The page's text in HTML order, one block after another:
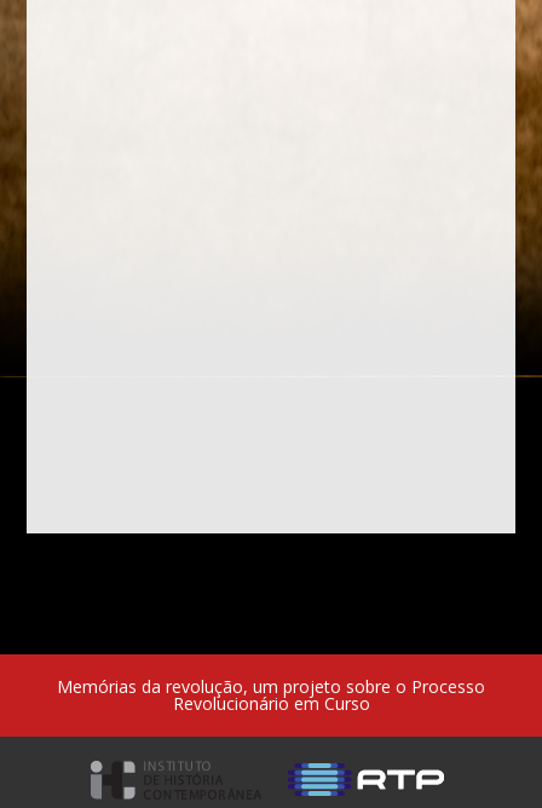
Memórias da revolução, um projeto sobre o Processo
Revolucionário em Curso